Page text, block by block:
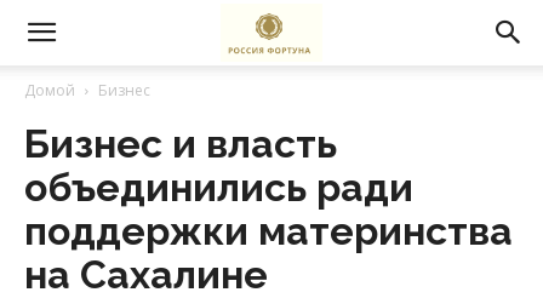
Домой Бизнес
Бизнес и власть
объединились ради
поддержки материнства
на Сахалине